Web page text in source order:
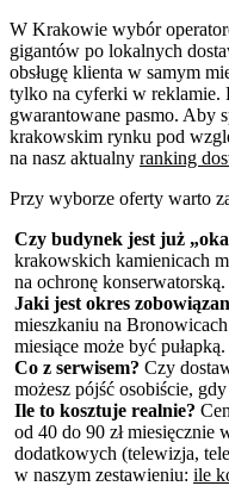
W Krakowie wybór
gigantów po lokalnych
obsługę klienta w samym
tylko na cyferki w reklamie.
gwarantowane pasmo. Aby
krakowskim rynku pod
na nasz aktualny ranking
Przy wyborze oferty warto
Czy budynek jest już
krakowskich kamienicach
na ochronę konserwatorską.
Jaki jest okres
mieszkaniu na
miesiące może być pułapką.
Co z serwisem? Czy
możesz pójść osobiście,
Ile to kosztuje realnie?
od 40 do 90 zł miesięcznie
dodatkowych (telewizja,
w naszym zestawieniu: ile